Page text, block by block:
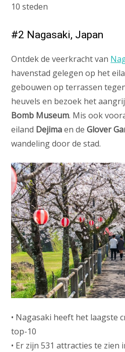
10 steden
#2 Nagasaki, Japan
Ontdek de veerkracht van
havenstad gelegen op het
gebouwen op terrassen
heuvels en bezoek het
Bomb Museum. Mis ook
eiland Dejimaen deGlover
wandeling door de stad.
• Nagasaki heeft het laagste
top-10
• Er zijn 531 attracties te zien